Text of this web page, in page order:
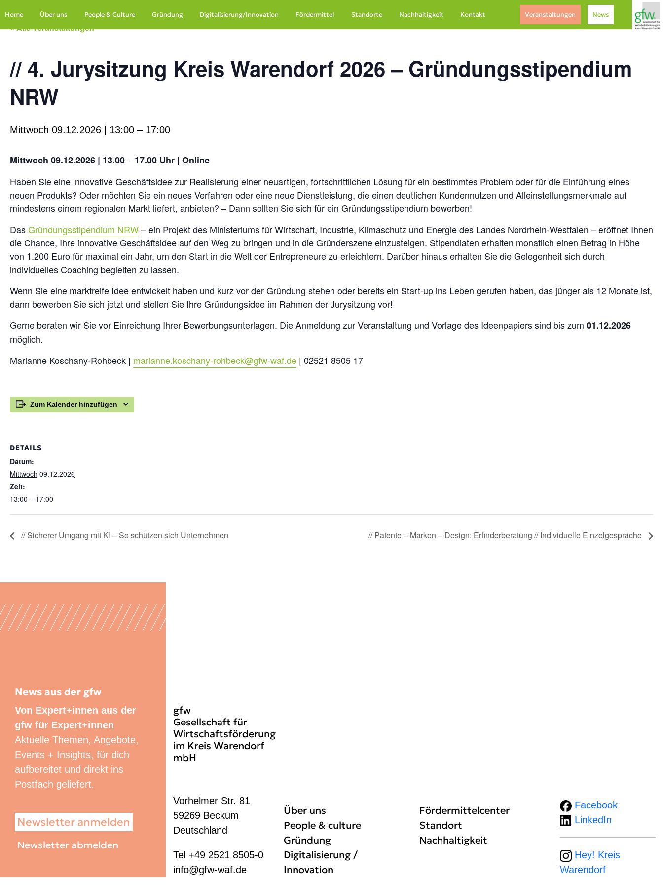
Home Über uns People & Culture Gründung Digitalisierung/Innovation Fördermittel Standorte Nachhaltigkeit Kontakt Veranstaltungen News
« Alle Veranstaltungen
// 4. Jurysitzung Kreis Warendorf 2026 – Gründungsstipendium
NRW
Mittwoch 09.12.2026 | 13:00 – 17:00
Mittwoch 09.12.2026 | 13.00 – 17.00 Uhr | Online
Haben Sie eine innovative Geschäftsidee zur Realisierung einer neuartigen, fortschrittlichen Lösung für ein bestimmtes Problem oder für die Einführung eines
neuen Produkts? Oder möchten Sie ein neues Verfahren oder eine neue Dienstleistung, die einen deutlichen Kundennutzen und Alleinstellungsmerkmale auf
mindestens einem regionalen Markt liefert, anbieten? – Dann sollten Sie sich für ein Gründungsstipendium bewerben!
DasGründungsstipendium NRW– ein Projekt des Ministeriums für Wirtschaft, Industrie, Klimaschutz und Energie des Landes Nordrhein-Westfalen – eröffnet Ihnen
die Chance, Ihre innovative Geschäftsidee auf den Weg zu bringen und in die Gründerszene einzusteigen. Stipendiaten erhalten monatlich einen Betrag in Höhe
von 1.200 Euro für maximal ein Jahr, um den Start in die Welt der Entrepreneure zu erleichtern. Darüber hinaus erhalten Sie die Gelegenheit sich durch
individuelles Coaching begleiten zu lassen.
Wenn Sie eine marktreife Idee entwickelt haben und kurz vor der Gründung stehen oder bereits ein Start-up ins Leben gerufen haben, das jünger als 12 Monate ist,
dann bewerben Sie sich jetzt und stellen Sie Ihre Gründungsidee im Rahmen der Jurysitzung vor!
Gerne beraten wir Sie vor Einreichung Ihrer Bewerbungsunterlagen. Die Anmeldung zur Veranstaltung und Vorlage des Ideenpapiers sind bis zum 01.12.2026
möglich.
Marianne Koschany-Rohbeck | marianne.koschany-rohbeck@gfw-waf.de | 02521 8505 17
Zum Kalender hinzufügen
DETAILS
Datum:
Mittwoch 09.12.2026
Zeit:
13:00 – 17:00
// Sicherer Umgang mit KI – So schützen sich Unternehmen // Patente – Marken – Design: Erfinderberatung // Individuelle Einzelgespräche
News aus der gfw
Von Expert+innen aus der
gfw für Expert+innen
Aktuelle Themen, Angebote,
Events + Insights, für dich
aufbereitet und direkt ins
Postfach geliefert.
Newsletter anmelden
Newsletter abmelden
gfw
Gesellschaft für
Wirtschaftsförderung
im Kreis Warendorf
mbH
Vorhelmer Str. 81
59269 Beckum
Deutschland
Tel +49 2521 8505-0
info@gfw-waf.de
Über uns
People & culture
Gründung
Digitalisierung /
Innovation
Fördermittelcenter
Standort
Nachhaltigkeit
Facebook
LinkedIn
Hey! Kreis
Warendorf